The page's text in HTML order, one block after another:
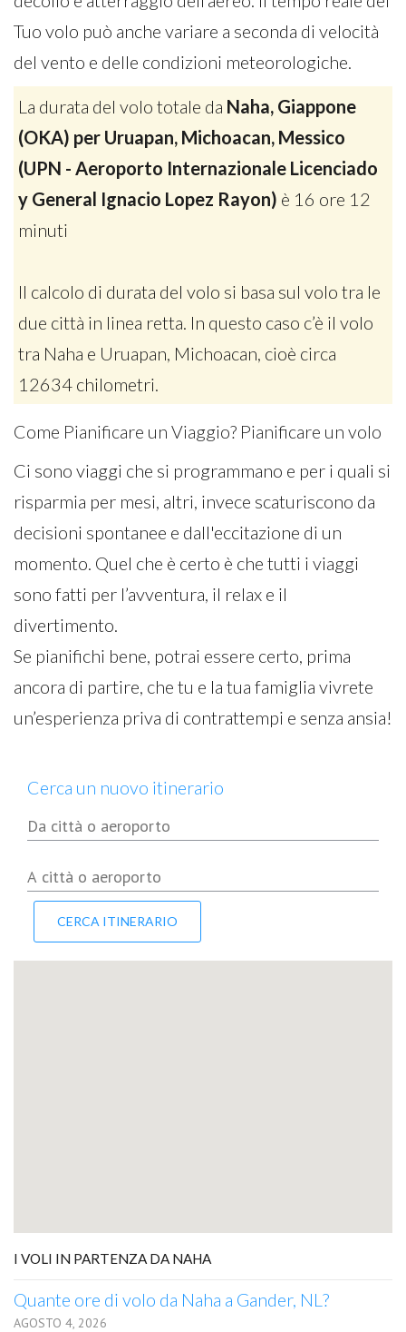
Tuo volo può anche variare a seconda di velocità
del vento e delle condizioni meteorologiche.
La durata del volo totale da Naha, Giappone
(OKA) per Uruapan, Michoacan, Messico
(UPN - Aeroporto Internazionale Licenciado
y General Ignacio Lopez Rayon) è 16 ore 12
minuti
Il calcolo di durata del volo si basa sul volo tra le
due città in linea retta. In questo caso c’è il volo
tra Naha e Uruapan, Michoacan, cioè circa
12634 chilometri.
Come Pianificare un Viaggio? Pianificare un volo
Ci sono viaggi che si programmano e per i quali si
risparmia per mesi, altri, invece scaturiscono da
decisioni spontanee e dall'eccitazione di un
momento. Quel che è certo è che tutti i viaggi
sono fatti per l’avventura, il relax e il
divertimento.
Se pianifichi bene, potrai essere certo, prima
ancora di partire, che tu e la tua famiglia vivrete
un’esperienza priva di contrattempi e senza ansia!
Cerca un nuovo itinerario
I VOLI IN PARTENZA DA NAHA
Quante ore di volo da Naha a Gander, NL?
AGOSTO 4, 2026